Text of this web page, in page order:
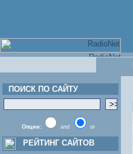
ПОИСК ПО САЙТУ
Опции: and or
РЕЙТИНГ САЙТОВ